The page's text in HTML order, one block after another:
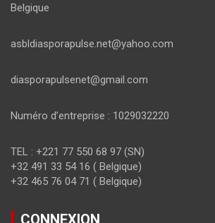
Belgique
asbldiasporapulse.net@yahoo.com
diasporapulsenet@gmail.com
Numéro d’entreprise : 1029032220
TEL : +221 77 550 68 97 (SN)
+32 491 33 54 16 ( Belgique)
+32 465 76 04 71 ( Belgique)
CONNEXION